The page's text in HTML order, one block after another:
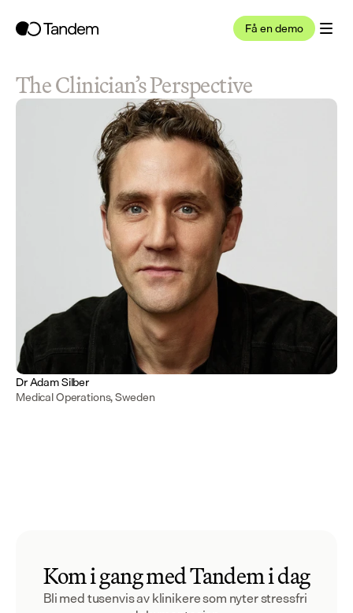
Få en demo
The Clinician’s Perspective
Dr Adam Silber
Medical Operations, Sweden
Kom i gang med Tandem i dag
Bli med tusenvis av klinikere som nyter stressfri